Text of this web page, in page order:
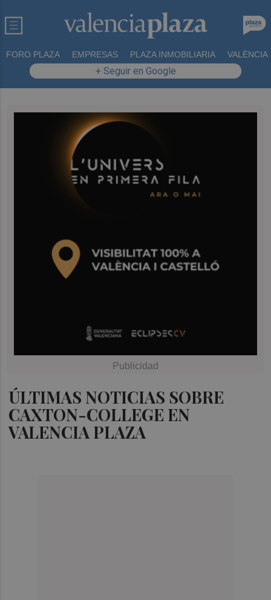
FORO PLAZA EMPRESAS PLAZA INMOBILIARIA VALÈNCIA
+ Seguir en Google
ÚLTIMAS NOTICIAS SOBRE
CAXTON-COLLEGE EN
VALENCIA PLAZA